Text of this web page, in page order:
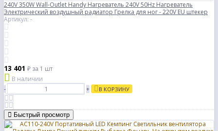
240V 350W Wall-Outlet Handy Нагреватель 240V 50Hz Нагреватель
Электрический воздушный радиатор Грелка для ног - 220V EU штекер
Артикул: -
13 401 ₽ за 1 шт
В наличии
-
+ В КОРЗИНУ
Быстрый просмотр